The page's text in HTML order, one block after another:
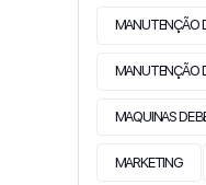
MANUTENÇÃO
MANUTENÇÃO
MAQUINAS DE
MARKETING